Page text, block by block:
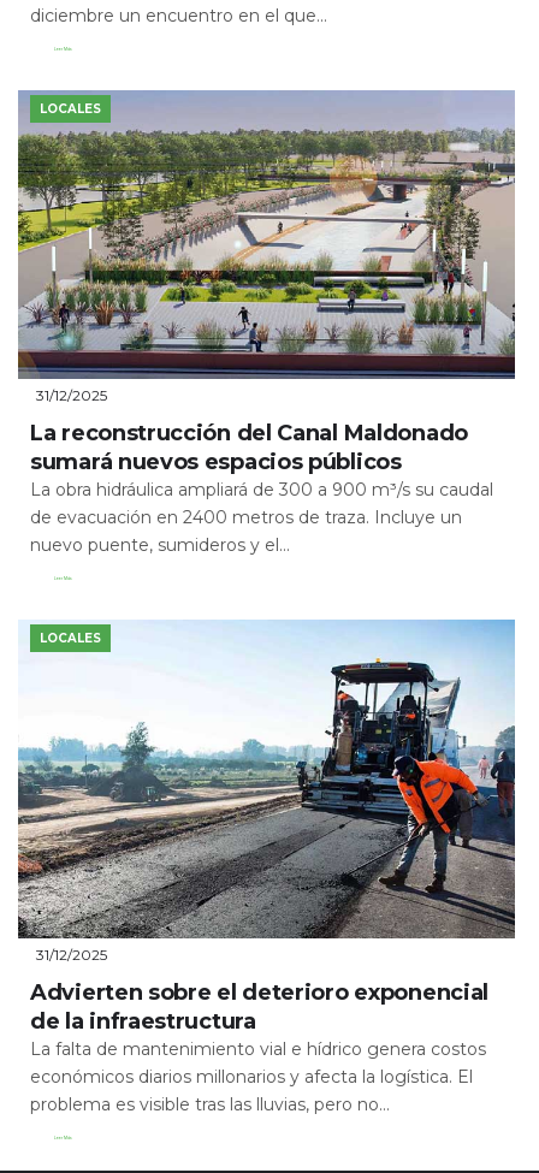
diciembre un encuentro en el que...
Leer Más
LOCALES
31/12/2025
La reconstrucción del Canal Maldonado
sumará nuevos espacios públicos
La obra hidráulica ampliará de 300 a 900 m³/s su caudal
de evacuación en 2400 metros de traza. Incluye un
nuevo puente, sumideros y el...
Leer Más
LOCALES
31/12/2025
Advierten sobre el deterioro exponencial
de la infraestructura
La falta de mantenimiento vial e hídrico genera costos
económicos diarios millonarios y afecta la logística. El
problema es visible tras las lluvias, pero no...
Leer Más